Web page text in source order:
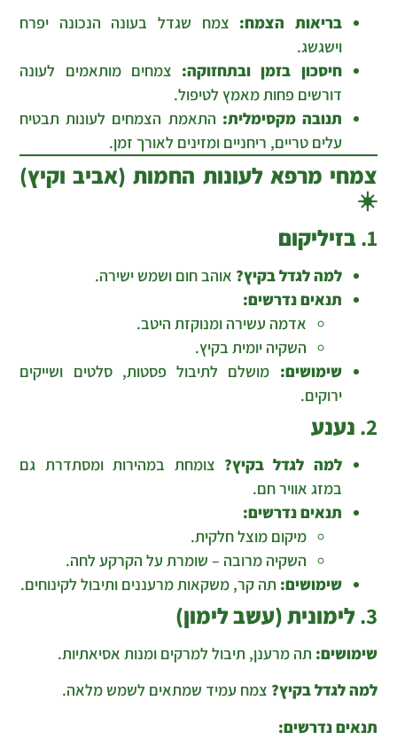
בריאות הצמח: צמח שגדל בעונה הנכונה יפרח
וישגשג.
חיסכון בזמן ובתחזוקה: צמחים מותאמים לעונה
דורשים פחות מאמץ לטיפול.
תנובה מקסימלית: התאמת הצמחים לעונות תבטיח
עלים טריים, ריחניים ומזינים לאורך זמן.
צמחי מרפא לעונות החמות (אביב וקיץ)
☀️
1. בזיליקום
למה לגדל בקיץ? אוהב חום ושמש ישירה.
תנאים נדרשים:
אדמה עשירה ומנוקזת היטב.
השקיה יומית בקיץ.
שימושים: מושלם לתיבול פסטות, סלטים ושייקים
ירוקים.
2. נענע
למה לגדל בקיץ? צומחת במהירות ומסתדרת גם
במזג אוויר חם.
תנאים נדרשים:
מיקום מוצל חלקית.
השקיה מרובה – שומרת על הקרקע לחה.
שימושים: תה קר, משקאות מרעננים ותיבול לקינוחים.
3. לימונית (עשב לימון)
שימושים: תה מרענן, תיבול למרקים ומנות אסיאתיות.
למה לגדל בקיץ? צמח עמיד שמתאים לשמש מלאה.
תנאים נדרשים: